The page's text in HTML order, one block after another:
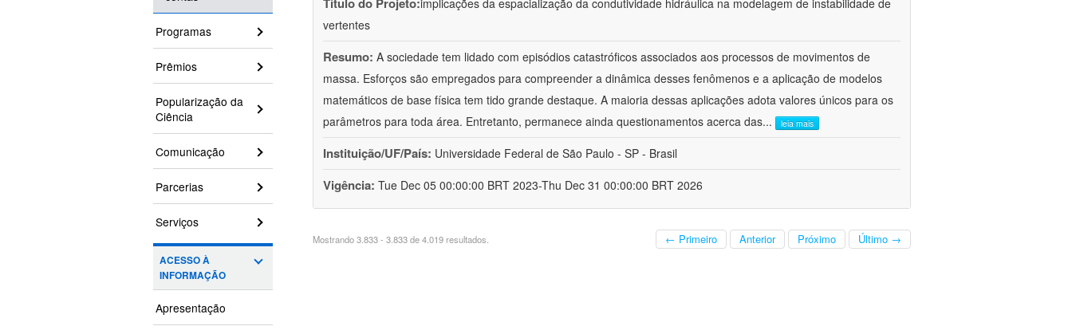
Programas
Prêmios
Popularização da
Ciência
Comunicação
Parcerias
Serviços
ACESSO À
INFORMAÇÃO
Apresentação
implicações da espacialização da condutividade hidráulica na modelagem de instabilidade de
vertentes
Resumo: A sociedade tem lidado com episódios catastróficos associados aos processos de movimentos de
massa. Esforços são empregados para compreender a dinâmica desses fenômenos e a aplicação de modelos
matemáticos de base física tem tido grande destaque. A maioria dessas aplicações adota valores únicos para os
parâmetros para toda área. Entretanto, permanece ainda questionamentos acerca das... leia mais
Instituição/UF/País: Universidade Federal de São Paulo - SP - Brasil
Vigência: Tue Dec 05 00:00:00 BRT 2023-Thu Dec 31 00:00:00 BRT 2026
Mostrando 3.833 - 3.833 de 4.019 resultados. ← Primeiro Anterior Próximo Último →